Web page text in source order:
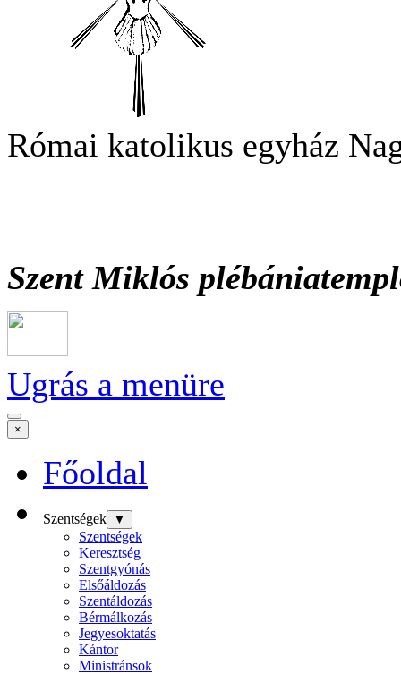
Római katolikus egyház
Szent Miklós
Ugrás a menüre
×
Főoldal
Szentségek ▼
Szentségek
Keresztség
Szentgyónás
Elsőáldozás
Szentáldozás
Bérmálkozás
Jegyesoktatás
Kántor
Ministránsok